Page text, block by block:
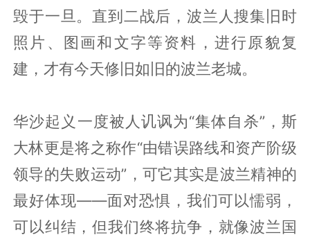
毁于一旦。直到二战后，波兰人搜集旧时
照片、图画和文字等资料，进行原貌复
建，才有今天修旧如旧的波兰老城。
华沙起义一度被人讥讽为“集体自杀”，斯
大林更是将之称作“由错误路线和资产阶级
领导的失败运动”，可它其实是波兰精神的
最好体现——面对恐惧，我们可以懦弱，
可以纠结，但我们终将抗争，就像波兰国